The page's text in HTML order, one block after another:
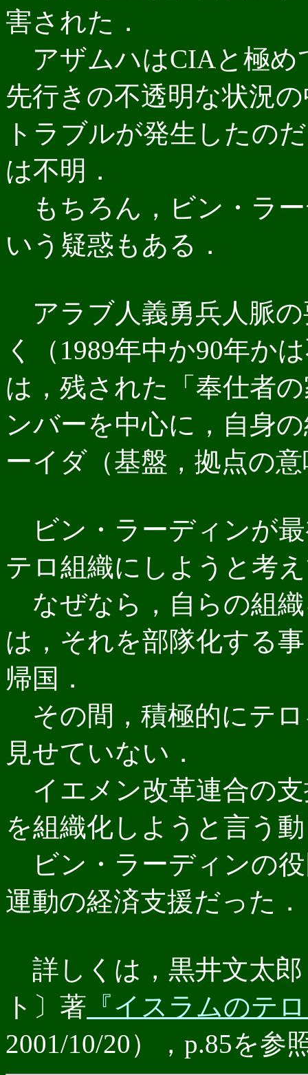
害された．
アザムハはCIAと極め
先行きの不透明な状況
トラブルが発生したの
は不明．
もちろん，ビン・ラ
いう疑惑もある．
アラブ人義勇兵人脈
く（1989年中か90年か
は，残された「奉仕者
ンバーを中心に，自身
ーイダ（基盤，拠点の
ビン・ラーディンが
テロ組織にしようと考
なぜなら，自らの組
は，それを部隊化する
帰国．
その間，積極的にテ
見せていない．
イエメン改革連合の
を組織化しようと言う
ビン・ラーディンの
運動の経済支援だった．
詳しくは，黒井文太
ト〕著 『イスラムのテ
2001/10/20），p.85を参